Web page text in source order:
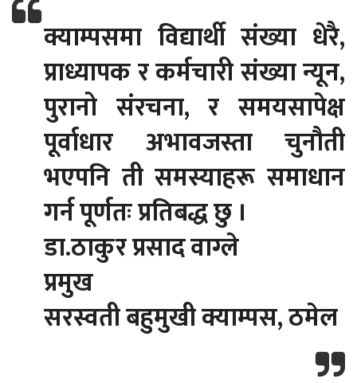
क्याम्पसमा विद्यार्थी संख्या धेरै,
प्राध्यापक र कर्मचारी संख्या न्यून,
पुरानो संरचना, र समयसापेक्ष
पूर्वाधार अभावजस्ता चुनौती
भएपनि ती समस्याहरू समाधान
गर्न पूर्णतः प्रतिबद्ध छु ।
डा.ठाकुर प्रसाद वाग्ले
प्रमुख
सरस्वती बहुमुखी क्याम्पस, ठमेल